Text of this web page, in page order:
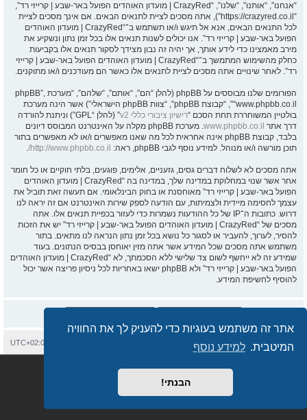
אתר זה משתמש בעוגיות כדי להעניק לך את החוויה
המיטבית. למידע נוסף
הבנתי!
“אנחנו”, “אותנו”, “שלנו”, “CrazyRed | מועדון האוהדים הפועל באר-שבע | קרייזי רד”,
“https://crazyred.co.il”), אתה מסכים לציית לתנאים הבאים. אם אינך מסכים לציית
לכל התנאים הבאים, אנא אל תיגש ו/או תשתמש ב־“CrazyRed | מועדון האוהדים
הפועל באר-שבע | קרייזי רד”. אנו יכולים לשנות תנאים אלו בכל זמן נתון ונשקיע את
מירב מאמצינו כדי לידע אותך, אך יהיה זה נבון מצידך לסקור תנאים אלו בקביעות
כחלק מהשימוש המתמשך ב־“CrazyRed | מועדון האוהדים הפועל באר-שבע | קרייזי
רד”. לאחר שינויים אתה מסכים לציית לתנאים אלו כאשר הם מעודכנים ו/או מתוקנים.
הפורומים שלנו מבוססים על phpBB (להלן “הם”, “אותם”, “שלהם”, “מערכת phpBB”,
“www.phpbb.co.il”, “קבוצת phpBB”, “צוות phpBB הישראלי”) אשר הינה מערכת
בולטיין המשוחררת תחת הסכם “רישיון ציבורי כללי v2
” (להלן “GPL”) וניתנת להורדה
דרך אתר www.phpbb.co.il
. מערכת phpBB מקלה על האינטרנט המבוסס דיונים
בלבד, קבוצת phpBB אינה אחראית לכל מה שאנו מאפשרים ו/או לא מאפשרים בתור
תוכן מורשה ו/או מנוהל. למידע נוסף לגבי phpBB, ראה:
http://www.phpbb.co.il/
.
אתה מסכים לא לשלוח דברים גסים, גזעניים, אלימים, פוגעים, בלתי חוקיים או כל חומר
אחר אשר שנוי במחלוקת במדינה שלך, במדינה בה “CrazyRed | מועדון האוהדים
הפועל באר-שבע | קרייזי רד” מאוחסנת או בחוק הבינלאומי. אם תעשה זאת תוביל את
עצמך לחסימה מיידית ולצמיתות, עם הודעה לספק שירות האינטרנט אם זה יראה לנו
דרוש. כתובות ה־IP של כל ההודעות נשמרות כדי לעזור בכפיית תנאים אלו. אתה
מסכים של “CrazyRed | מועדון האוהדים הפועל באר-שבע | קרייזי רד” יש את הזכות
להסיר, לערוך, להעביר או לסגור כל נושא בכל זמן נתון הנראה לנו מתאים. בתור
משתמש אתה מסכים שכל המידע אשר אתה מזין יאוחסן בבסיס הנתונים. בעוד
שמידע זה לא ייחשף לשום צד שלישי ללא הסכמתך, לא “CrazyRed | מועדון האוהדים
הפועל באר-שבע | קרייזי רד” ולא phpBB ישאו באחריות לכל ניסיון פריצה אשר יכול
להוסיף לחשיפת המידע.
בית עמוד ראשי UTC+02:00 יצירת קשר
מופעל על ידיphpBB
® Forum Software © phpBB Limited